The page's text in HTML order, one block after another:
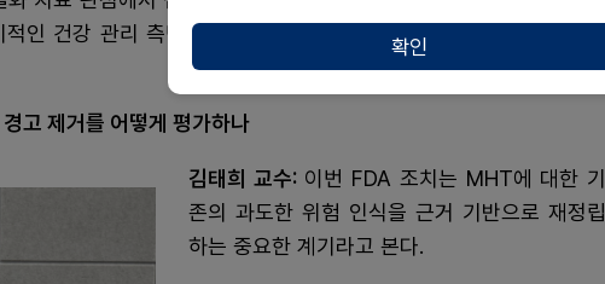
인 건강 관리 측면에서도 긍정적 효과를 기대할 수 있다"고 강조했
고 제거를 어떻게 평가하나
김태희 교수:이번 FDA 조치는 MHT에 대한 기
존의 과도한 위험 인식을 근거 기반으로 재정립
하는 중요한 계기라고 본다.
확인